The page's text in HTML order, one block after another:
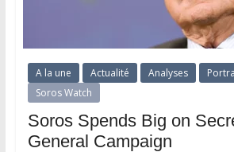
A la une Actualité Analyses
Soros Watch
Soros Spends Big on
General Campaign